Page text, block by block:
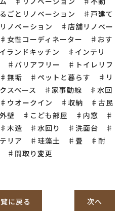
とリノベーション ♯戸建て
ノベーション ♯店舗リノベー
性コーディネーター ♯おす
ンドキッチン ♯インテリ
バリアフリー ♯トイレリフ
無垢 ♯ペットと暮らす ♯リ
スペース ♯家事動線 ♯水回
オークイン ♯収納 ♯古民
壁 ♯こども部屋 ♯内窓 ♯
木造 ♯水回り ♯洗面台 ♯
リア ♯珪藻土 ♯畳 ♯耐
取り変更
に戻る 次へ